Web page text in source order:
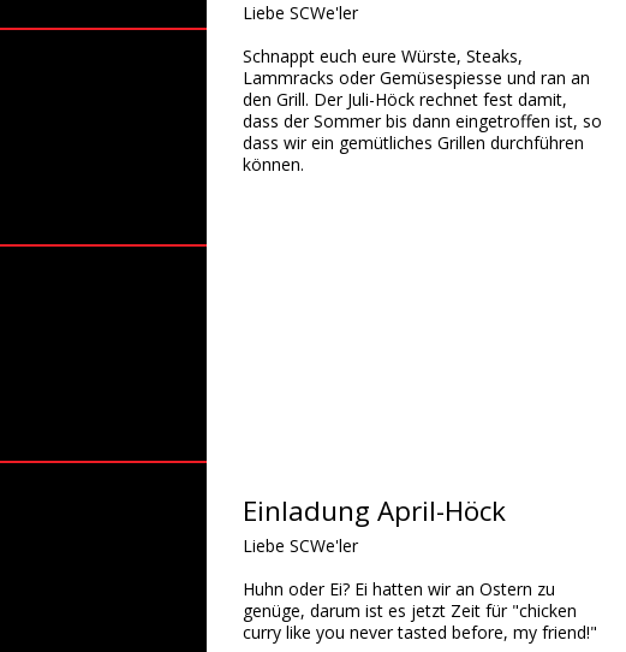
Liebe SCWe'ler
Schnappt euch eure Würste, Steaks,
Lammracks oder Gemüsespiesse und ran an
den Grill. Der Juli-Höck rechnet fest damit,
dass der Sommer bis dann eingetroffen ist, so
dass wir ein gemütliches Grillen durchführen
können.
Einladung April-Höck
Liebe SCWe'ler
Huhn oder Ei? Ei hatten wir an Ostern zu
genüge, darum ist es jetzt Zeit für "chicken
curry like you never tasted before, my friend!"